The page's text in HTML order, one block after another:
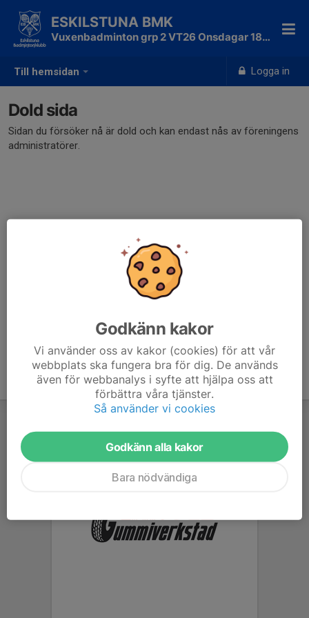
Till hemsidan Logga in
ESKILSTUNA BMK
Vuxenbadminton grp 2 VT26 Onsdagar 18-19
Dold sida
Sidan du försöker nå är dold och kan endast nås av föreningens
administratörer.
Godkänn kakor
Vi använder oss av kakor (cookies) för att vår
webbplats ska fungera bra för dig. De används
även för webbanalys i syfte att hjälpa oss att
förbättra våra tjänster.
Så använder vi cookies
Godkänn alla kakor
Bara nödvändiga